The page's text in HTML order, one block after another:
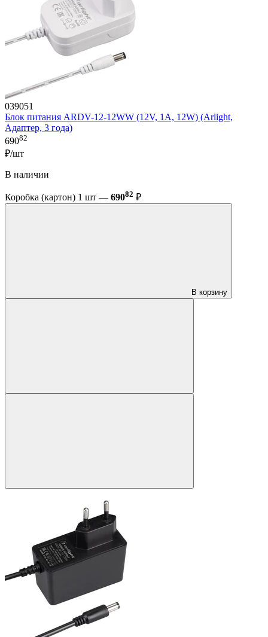
039051
Блок питания ARDV-12-12WW (12V, 1A, 12W) (Arlight,
Адаптер, 3 года)
69082
₽/шт
В наличии
Коробка (картон) 1 шт — 69082 ₽
В корзину